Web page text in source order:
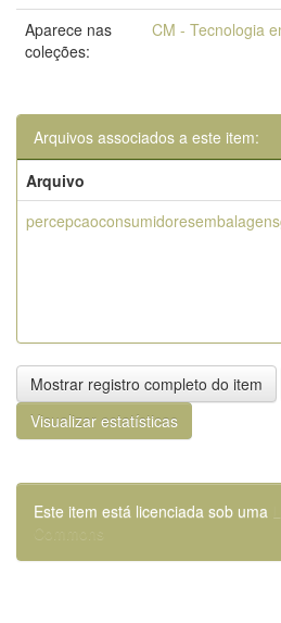
Aparece nas
coleções:
CM - Tecnologia
Arquivos associados a este item:
Arquivo
Mostrar registro completo do item
Visualizar estatísticas
Este item está licenciada sob uma
Commons